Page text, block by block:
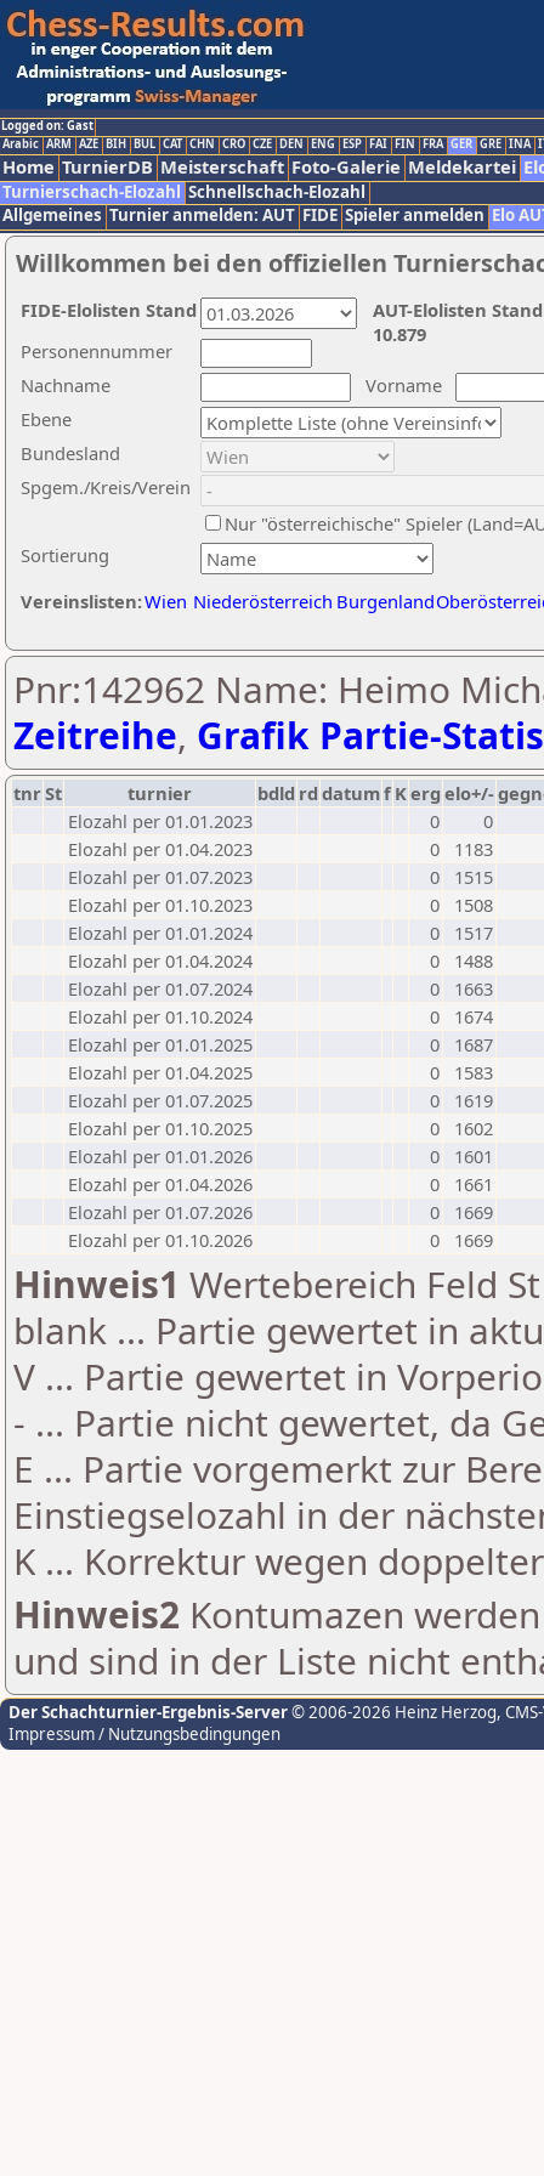
Logged on: Gast
Arabic ARM AZE BIH BUL CAT CHN CRO CZE DEN ENG ESP FAI FIN FRA GER GRE INA
Home TurnierDB Meisterschaft Foto-Galerie Meldekartei
Turnierschach-Elozahl Schnellschach-Elozahl
Allgemeines Turnier anmelden: AUT FIDE Spieler anmelden Elo
Willkommen bei den offiziellen
Nachname
Vorname
Ebene
Sortierung
Personennummer
Bundesland
Spgem./Kreis/Verein
Nur "österreichische" Spieler
Vereinslisten:Wien Niederösterreich Burgenland
AUT-Elolisten
10.879
FIDE-Elolisten Stand
Pnr:142962 Name: Heimo
Zeitreihe, Grafik Partie-
tnrSt turnier bdld rd datumf Kerg elo+/-
Elozahl per 01.01.2023
0
0
Elozahl per 01.04.2023
0
1183
Elozahl per 01.07.2023
0
1515
Elozahl per 01.10.2023
0
1508
Elozahl per 01.01.2024
0
1517
Elozahl per 01.04.2024
0
1488
Elozahl per 01.07.2024
0
1663
Elozahl per 01.10.2024
0
1674
Elozahl per 01.01.2025
0
1687
Elozahl per 01.04.2025
0
1583
Elozahl per 01.07.2025
0
1619
Elozahl per 01.10.2025
0
1602
Elozahl per 01.01.2026
0
1601
Elozahl per 01.04.2026
0
1661
Elozahl per 01.07.2026
0
1669
Elozahl per 01.10.2026
0 1669
Hinweis1 Wertebereich Feld
blank ... Partie gewertet in
V ... Partie gewertet in
- ... Partie nicht gewertet, da
E ... Partie vorgemerkt zur
Einstiegselozahl in der
K ... Korrektur wegen
Hinweis2 Kontumazen
und sind in der Liste nicht
Der Schachturnier-Ergebnis-Server© 2006-2026 Heinz Herzog,
Impressum / Nutzungsbedingungen